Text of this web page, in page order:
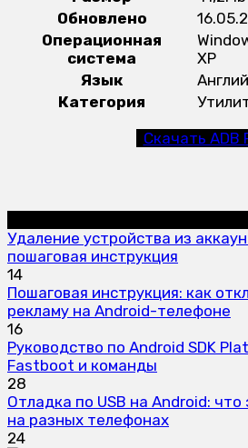
Обновлено
Операционная
система
XP
Язык
Категория
Скачать ADB
Удаление устройства из
пошаговая инструкция
14
Пошаговая инструкция: как
рекламу на Android-телефоне
16
Руководство по Android SDK
Fastboot и команды
28
Отладка по USB на Android:
на разных телефонах
24